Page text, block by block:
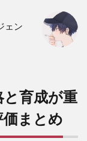
ェン
と育成が重
まとめ